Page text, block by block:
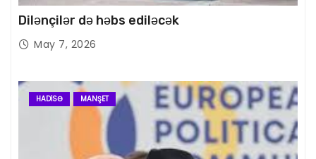
Dilənçilər də həbs ediləcək
May 7, 2026
HADISƏ MANŞET